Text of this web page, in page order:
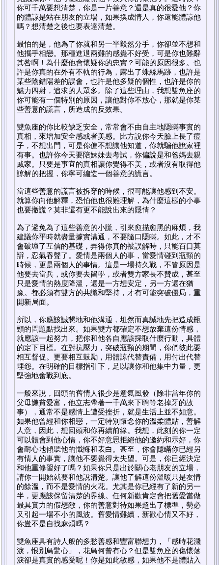
你可千萬要想清楚，你是一片善意？還是真的很愛他？你
的體諒是站在朋友的立場，如果換成情人，你還能體諒他
嗎？想清楚之後也要表達清楚。
最怕的是，他為了你就和另一半毅然分手，你卻並不想和
他攜手相戀。那種進退兩難的感覺不好受，可是你也難辭
其咎啊！為什麼他會懷疑你的忠實？可能的原因很多。也
許是你真的在外有不軌的行為，露出了蛛絲馬跡，也許是
某些陰錯陽差的誤會，也許是他多疑的個性，也許是你的
魅力四射，追求的人眾多。除了這些理由，我想雙魚座的
你可能有一個特別的原因，讓他對你不放心，那就是你某
些善意的謊言，所造成的反效果。
雙魚座的你比較缺乏安全，常常會不由自主地隱瞞事實的
真相，來增加安全感或者美感。比方說你今天臉上長了痘
子，不想出門，可是你偏不想讓他知道，你就騙他說家裡
有事。也許你今天要陪妹妹去考試，你偏說是和爸媽去親
戚家。只要是事宜的真相讓你覺得不美，或者沒有取得他
諒解的把握，你寧可編造一個善意的謊言。
當這些善意的謊言被拆穿的時候，很可能讓他感到不安。
就算你向他解釋，恐怕他也很難理解，為什麼這樣的小事
也要撤謊？莫非還有更不能說出來的隱情？
為了避免為了這些善意的小謊，引來愈描愈黑的麻煩，我
建議你平時就盡量據實溝通，不要隨口隱瞞。如此，才不
會破壞了互信的基礎，弄得你真的被誤解時，只能百口莫
辯，忍氣吞聲了。愛情是兩個人的事，當愛情碰到瓶頸的
時候，更是兩個人的事情。這是一場持久戰，不管原因是
他要去當兵，或你要去留學，或者雙方家長不贊成，甚至
只是愛情的熱度降溫，還是一方想安定，另一方還在猶
豫。都必須有雙方的共識和堅持，才有可能突破僵局，重
開新局面。
所以，你應該誠懇地和他溝通，坦然而真誠地先把造成瓶
頸的問題點找出來。如果雙方都確定不想放棄這份情感，
就應該一起努力，把你和他各自應該採取什麼行動，具體
的定下目標。在對抗壓力，突破瓶頸的期間，你們彼此要
相互督促。更要相互鼓勵，用體諒代替責備，用付出代替
埋怨。在明確的目標指引下，足以讓你和他集中力量，更
堅強地奮戰到底。
一般來說，回頭的舊情人很少是意氣風發（除非當年你的
父母嫌貧愛富，他立志帶著一千萬來下聘等老掉牙的故
事），通常不是感情上遭受挫折，就是生活上並不如意。
如果他曾經和你相戀，一定特別懷念你的溫柔體貼，善解
人意，因此，想回頭和你再續前緣。我想，此刻的你一定
可以體會到他心情，你不好意思拒絕他的邀約和示好，你
會耐心地傾聽他的懺悔和表白。甚至，你會隱瞞你已經另
有情人的事實，讓他不要覺得太失望。可是，你已經決定
和他重修習好了嗎？如果你只是出於關心老朋友的立場，
請你一開始就要和他說清楚。讓他了解這份溫暖只是友情
的餘溫，而不是愛情的火花。尤其是你已經有了新的另一
半，更應該保留清楚的界線。任何新歡肯定會把舊愛當做
最具實力的假想敵，你的善意對待如果超出了標準，勢必
又引起一場不小的風波。舊愛情難續，新歡心情又不好，
你豈不是自找麻煩嗎？
雙魚座具有詩人般的多愁善感和豐富聯想力，「感時花濺
淚，恨別鳥驚心」，花鳥何曾有心？但是雙魚座的傷懷落
淚卻是真實的感受呢！你是如此敏感，如果他不是體貼入